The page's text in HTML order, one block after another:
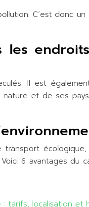
C’est donc un
les
Il est
et de ses
transport
6 avantages du
tarifs, localisation et